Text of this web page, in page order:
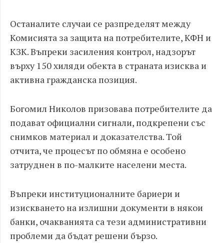
Останалите случаи се разпределят между
Комисията за защита на потребителите, КФН и
КЗК. Въпреки засиления контрол, надзорът
върху 150 хиляди обекта в страната изисква и
активна гражданска позиция.
Богомил Николов призовава потребителите да
подават официални сигнали, подкрепени със
снимков материал и доказателства. Той
отчита, че процесът по обмяна е особено
затруднен в по-малките населени места.
Въпреки институционалните бариери и
изискването на излишни документи в някои
банки, очакванията са тези административни
проблеми да бъдат решени бързо.